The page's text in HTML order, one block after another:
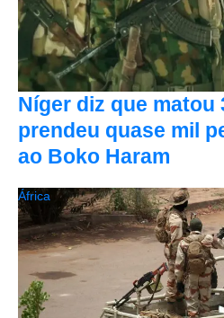
Níger diz que matou
prendeu quase mil
ao Boko Haram
África